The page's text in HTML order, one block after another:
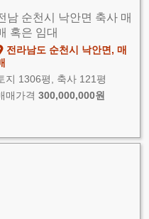
남 순천시 낙안면 축사 매
혹은 임대
전라남도 순천시 낙안면, 매
지 1306평, 축사 121평
매가격 300,000,000원